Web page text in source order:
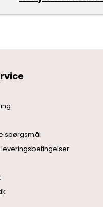
spørgsmål